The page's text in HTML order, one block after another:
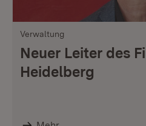
Verwaltung
Neuer Leiter des
Heidelberg